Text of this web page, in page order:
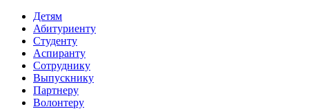
Детям
Абитуриенту
Студенту
Аспиранту
Сотруднику
Выпускнику
Партнеру
Волонтеру